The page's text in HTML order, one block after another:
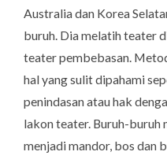
Australia dan Korea
buruh. Dia melatih teater
teater pembebasan.
hal yang sulit dipahami
penindasan atau hak
lakon teater. Buruh-buruh
menjadi mandor, bos dan